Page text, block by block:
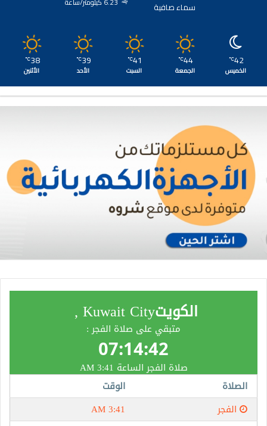
سماء صافية 6.23 كيلومتر/ساعة
42
℃
الخميس
44
℃
الجمعة
41
℃
السبت
39
℃
الأحد
38
℃
الأثنين